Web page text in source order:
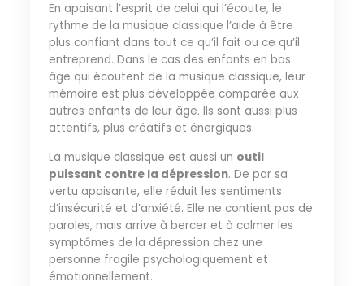
En apaisant l’esprit de celui qui l’écoute, le
rythme de la musique classique l’aide à être
plus confiant dans tout ce qu’il fait ou ce qu’il
entreprend. Dans le cas des enfants en bas
âge qui écoutent de la musique classique, leur
mémoire est plus développée comparée aux
autres enfants de leur âge. Ils sont aussi plus
attentifs, plus créatifs et énergiques.
La musique classique est aussi un outil
puissant contre la dépression. De par sa
vertu apaisante, elle réduit les sentiments
d’insécurité et d’anxiété. Elle ne contient pas de
paroles, mais arrive à bercer et à calmer les
symptômes de la dépression chez une
personne fragile psychologiquement et
émotionnellement.